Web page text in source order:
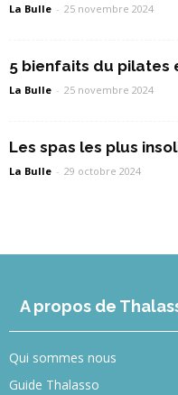
La Bulle - 25 novembre 2024
5 bienfaits du pilates
La Bulle - 25 novembre 2024
Les spas les plus
La Bulle - 29 octobre 2024
A propos de
Qui sommes nous
Guide Thalasso